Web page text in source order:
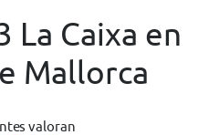
La Caixa en
Mallorca
valoran